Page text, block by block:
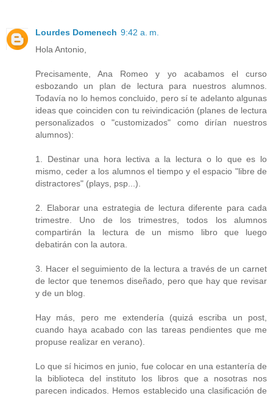
Lourdes Domenech 9:42 a. m.
Hola Antonio,
Precisamente, Ana Romeo y yo acabamos el curso
esbozando un plan de lectura para nuestros alumnos.
Todavía no lo hemos concluido, pero sí te adelanto algunas
ideas que coinciden con tu reivindicación (planes de lectura
personalizados o "customizados" como dirían nuestros
alumnos):
1. Destinar una hora lectiva a la lectura o lo que es lo
mismo, ceder a los alumnos el tiempo y el espacio "libre de
distractores" (plays, psp...).
2. Elaborar una estrategia de lectura diferente para cada
trimestre. Uno de los trimestres, todos los alumnos
compartirán la lectura de un mismo libro que luego
debatirán con la autora.
3. Hacer el seguimiento de la lectura a través de un carnet
de lector que tenemos diseñado, pero que hay que revisar
y de un blog.
Hay más, pero me extendería (quizá escriba un post,
cuando haya acabado con las tareas pendientes que me
propuse realizar en verano).
Lo que sí hicimos en junio, fue colocar en una estantería de
la biblioteca del instituto los libros que a nosotras nos
parecen indicados. Hemos establecido una clasificación de